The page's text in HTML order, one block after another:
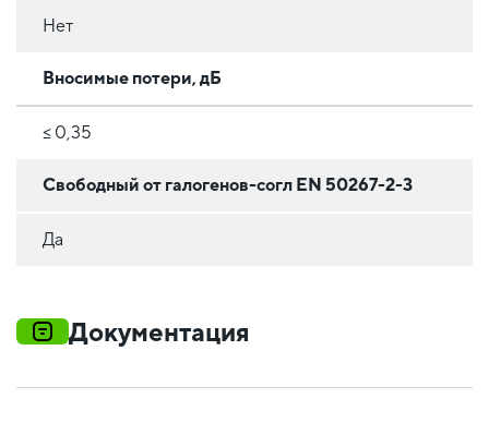
Нет
Вносимые потери, дБ
≤ 0,35
Свободный от галогенов-согл EN 50267-2-3
Да
Документация